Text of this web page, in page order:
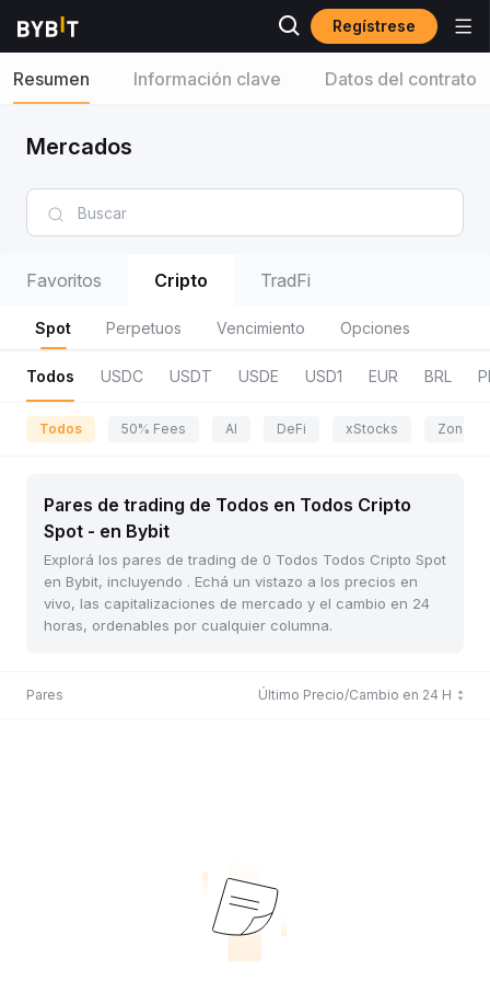
Regístrese
Resumen Información clave Datos del contrato
Mercados
Favoritos Cripto TradFi
Spot Perpetuos Vencimiento Opciones
Todos USDC USDT USDE USD1 EUR BRL
Todos 50% Fees AI DeFi xStocks Zona
Pares de trading de Todos en Todos Cripto
Spot - en Bybit
Explorá los pares de trading de 0 Todos Todos Cripto Spot
en Bybit, incluyendo . Echá un vistazo a los precios en
vivo, las capitalizaciones de mercado y el cambio en 24
horas, ordenables por cualquier columna.
Pares Último Precio/Cambio en 24 H